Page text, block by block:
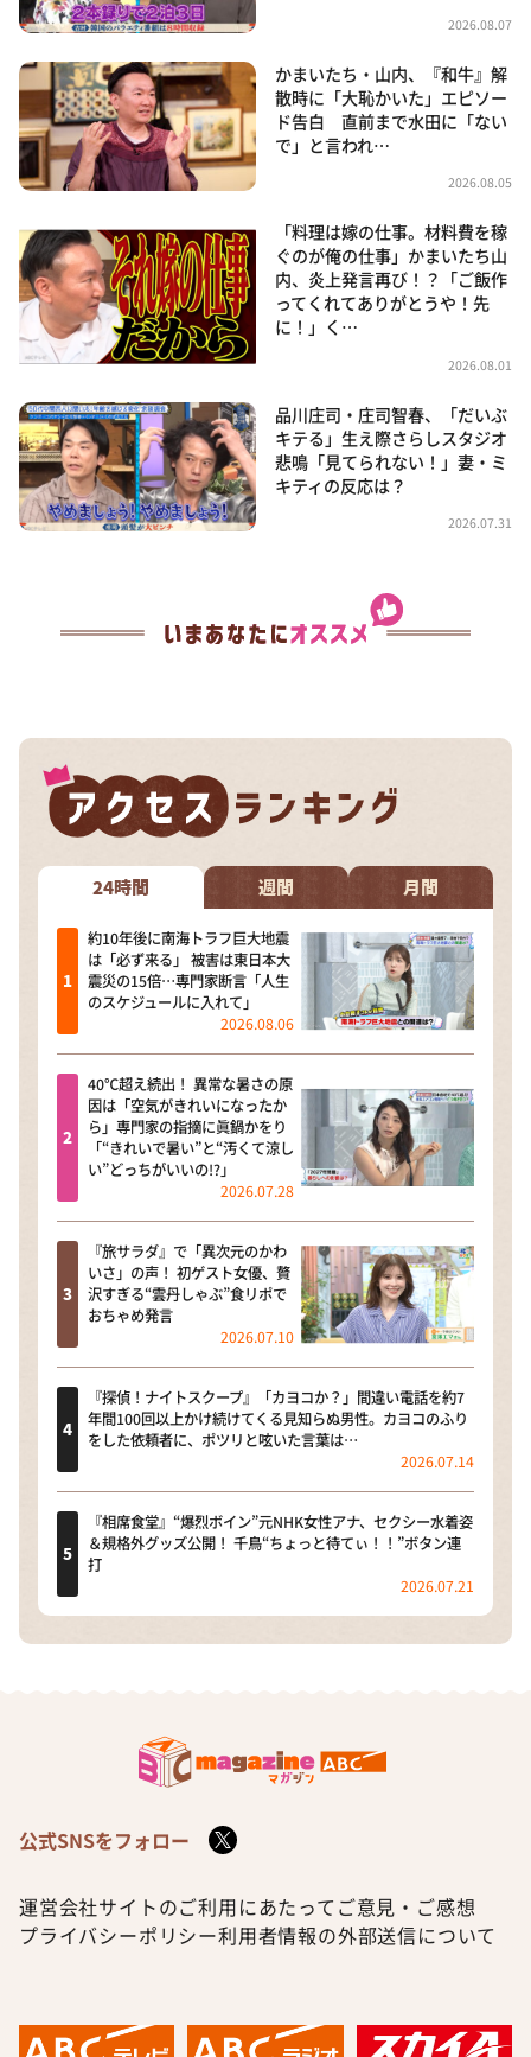
2026.08.07
かまいたち・山内、『和牛』解
散時に「大恥かいた」エピソー
ド告白 直前まで水田に「ない
で」と言われ…
2026.08.05
「料理は嫁の仕事。材料費を稼
ぐのが俺の仕事」かまいたち山
内、炎上発言再び！？「ご飯作
ってくれてありがとうや！先
に！」く…
2026.08.01
品川庄司・庄司智春、「だいぶ
キテる」生え際さらしスタジオ
悲鳴「見てられない！」妻・ミ
キティの反応は？
2026.07.31
24時間 週間 月間
約10年後に南海トラフ巨大地震
は「必ず来る」 被害は東日本大
震災の15倍…専門家断言「人生
のスケジュールに入れて」
2026.08.06
40℃超え続出！ 異常な暑さの原
因は「空気がきれいになったか
ら」専門家の指摘に眞鍋かをり
「“きれいで暑い”と“汚くて涼し
い”どっちがいいの!?」
2026.07.28
『旅サラダ』で「異次元のかわ
いさ」の声！ 初ゲスト女優、贅
沢すぎる“雲丹しゃぶ”食リポで
おちゃめ発言
2026.07.10
『探偵！ナイトスクープ』「カヨコか？」間違い電話を約7
年間100回以上かけ続けてくる見知らぬ男性。カヨコのふり
をした依頼者に、ポツリと呟いた言葉は…
2026.07.14
『相席食堂』“爆烈ボイン”元NHK女性アナ、セクシー水着姿
＆規格外グッズ公開！ 千鳥“ちょっと待てぃ！！”ボタン連
打
2026.07.21
公式SNSをフォロー
運営会社サイトのご利用にあたって ご意見・ご感想
プライバシーポリシー利用者情報の外部送信について